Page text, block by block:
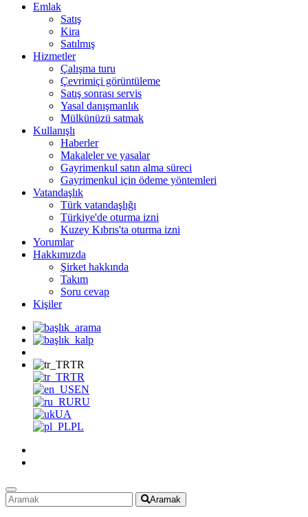
Emlak
Satış
Kira
Satılmış
Hizmetler
Çalışma turu
Çevrimiçi görüntüleme
Satış sonrası servis
Yasal danışmanlık
Mülkünüzü satmak
Kullanışlı
Haberler
Makaleler ve yasalar
Gayrimenkul satın alma süreci
Gayrimenkul için ödeme yöntemleri
Vatandaşlık
Türk vatandaşlığı
Türkiye'de oturma izni
Kuzey Kıbrıs'ta oturma izni
Yorumlar
Hakkımızda
Şirket hakkında
Takım
Soru cevap
Kişiler
TR
TR
EN
RU
UA
PL
Aramak